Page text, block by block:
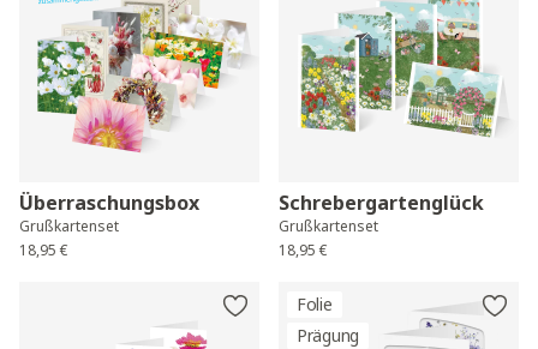
Überraschungsbox
Grußkartenset
18,95 €
Schrebergartenglück
Grußkartenset
18,95 €
Folie
Prägung